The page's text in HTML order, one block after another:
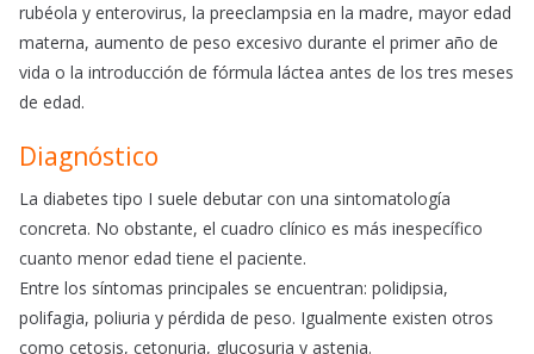
rubéola y enterovirus, la preeclampsia en la madre, mayor edad
materna, aumento de peso excesivo durante el primer año de
vida o la introducción de fórmula láctea antes de los tres meses
de edad.
Diagnóstico
La diabetes tipo I suele debutar con una sintomatología
concreta. No obstante, el cuadro clínico es más inespecífico
cuanto menor edad tiene el paciente.
Entre los síntomas principales se encuentran: polidipsia,
polifagia, poliuria y pérdida de peso. Igualmente existen otros
como cetosis, cetonuria, glucosuria y astenia.